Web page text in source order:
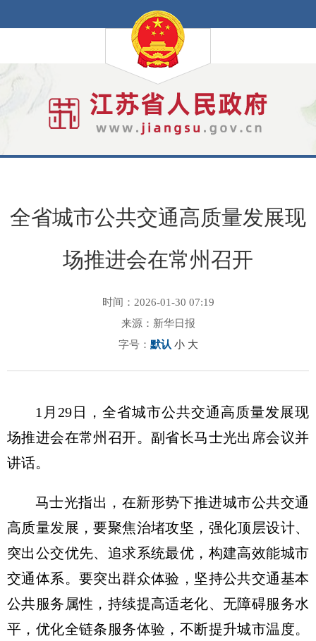
全省城市公共交通高质量发展现
场推进会在常州召开
时间：2026-01-30 07:19
来源：新华日报
字号： 默认 小 大
1月29日，全省城市公共交通高质量发展现
场推进会在常州召开。副省长马士光出席会议并
讲话。
马士光指出，在新形势下推进城市公共交通
高质量发展，要聚焦治堵攻坚，强化顶层设计、
突出公交优先、追求系统最优，构建高效能城市
交通体系。要突出群众体验，坚持公共交通基本
公共服务属性，持续提高适老化、无障碍服务水
平，优化全链条服务体验，不断提升城市温度。